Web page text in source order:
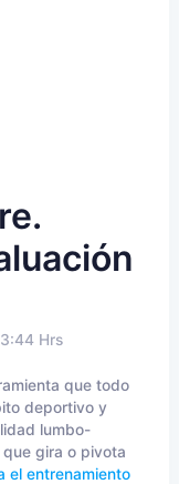
Hrs
que todo
deportivo y
lumbo-
gira o pivota
el entrenamiento